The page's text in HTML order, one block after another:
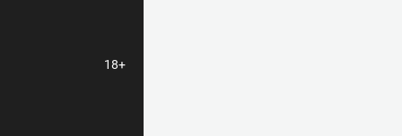
18+